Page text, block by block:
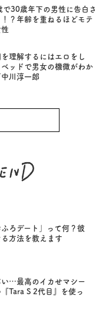
で30歳年下の男性に告白さ
！？年齢を重ねるほどモテ
性
を理解するにはエロをし
ベッドで男女の機微がわか
中川淳一郎
ろデート」って何？彼
方法を教えます
い…最高のイカせマシー
Tara S 2代目』を使っ